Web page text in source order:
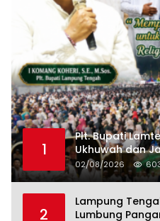
1
Plt. Bupati
Ukhuwah dan
02/08/2026
2
Lampung
Lumbung